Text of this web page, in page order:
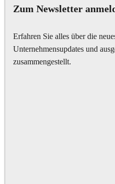
Zum Newsletter
Erfahren Sie alles über die
Unternehmensupdates und
zusammengestellt.